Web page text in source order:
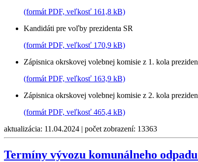
(formát PDF, veľkosť 161,8 kB)
Kandidáti pre voľby prezidenta SR
(formát PDF, veľkosť 170,9 kB)
Zápisnica okrskovej volebnej komisie z 1. kola
(formát PDF, veľkosť 163,9 kB)
Zápisnica okrskovej volebnej komisie z 2. kola
(formát PDF, veľkosť 465,4 kB)
aktualizácia: 11.04.2024 | počet zobrazení: 13363
Termíny vývozu komunálneho